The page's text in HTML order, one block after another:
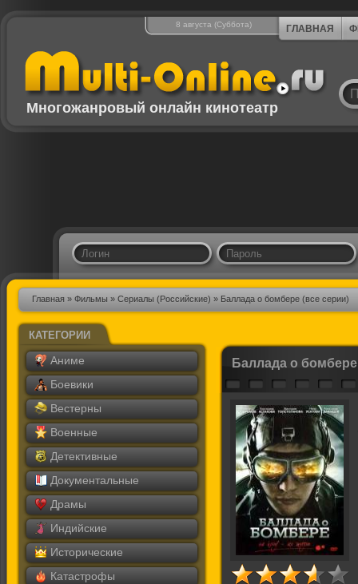
8 августа (Суббота) ГЛАВНАЯ
Многожанровый онлайн кинотеатр
Главная » Фильмы » Сериалы (Российские) » Баллада о бомбере (все серии)
КАТЕГОРИИ
Аниме
Боевики
Вестерны
Военные
Детективные
Документальные
Драмы
Индийские
Исторические
Катастрофы
Баллада о